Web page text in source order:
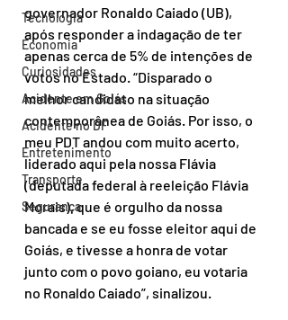
Tecnologia
Economia
Curiosidades
Acidente em Goiás
Acidente no DF
Entretenimento
Transporte
Segurança
governador Ronaldo Caiado (UB),
após responder a indagação de ter
apenas cerca de 5% de intenções de
votos no Estado. “Disparado o
melhor candidato na situação
contemporânea de Goiás. Por isso, o
meu PDT andou com muito acerto,
liderado aqui pela nossa Flávia
(deputada federal à reeleição Flávia
Morais), que é orgulho da nossa
bancada e se eu fosse eleitor aqui de
Goiás, e tivesse a honra de votar
junto com o povo goiano, eu votaria
no Ronaldo Caiado”, sinalizou.